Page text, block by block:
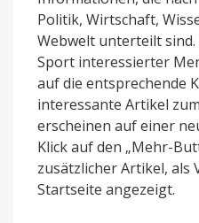
Politik, Wirtschaft,
Webwelt unterteilt
Sport interessierter
auf die entsprechende
interessante Artikel
erscheinen auf einer
Klick auf den „Mehr-
zusätzlicher Artikel, als
Startseite angezeigt.